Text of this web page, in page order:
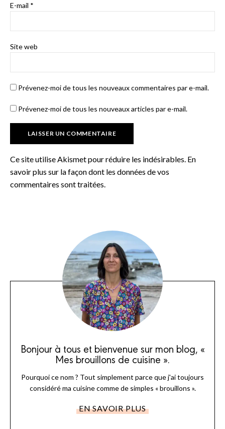
E-mail *
Site web
Prévenez-moi de tous les nouveaux commentaires par e-mail.
Prévenez-moi de tous les nouveaux articles par e-mail.
Ce site utilise Akismet pour réduire les indésirables. En
savoir plus sur la façon dont les données de vos
commentaires sont traitées
Bonjour à tous et bienvenue sur mon blog, «
Mes brouillons de cuisine ».
Pourquoi ce nom ? Tout simplement parce que j'ai toujours
considéré ma cuisine comme de simples « brouillons ».
EN SAVOIR PLUS